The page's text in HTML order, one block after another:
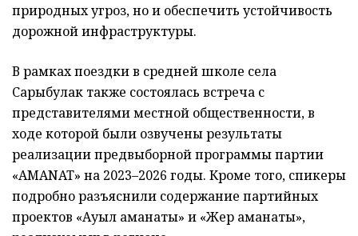
природных угроз, но и обеспечить устойчивость
дорожной инфраструктуры.
В рамках поездки в средней школе села
Сарыбулак также состоялась встреча с
представителями местной общественности, в
ходе которой были озвучены результаты
реализации предвыборной программы партии
«AMANAT» на 2023–2026 годы. Кроме того, спикеры
подробно разъяснили содержание партийных
проектов «Ауыл аманаты» и «Жер аманаты»,